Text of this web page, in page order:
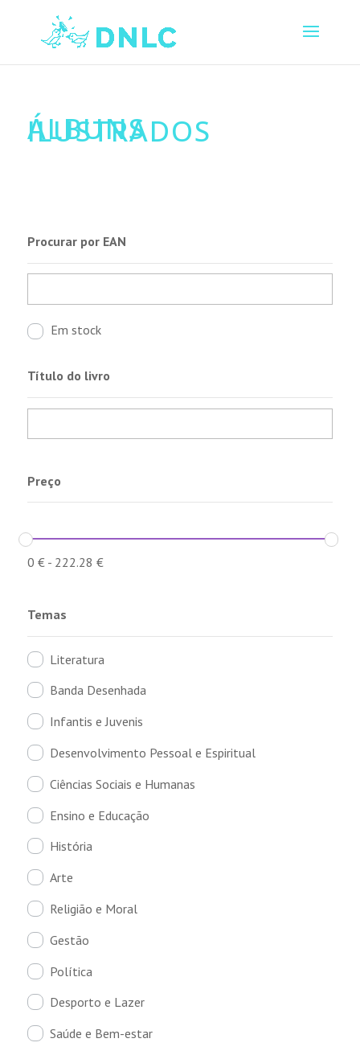
ÁLBUNS
ILUSTRADOS
Procurar por EAN
Em stock
Título do livro
Preço
0 €- 222.28 €
Temas
Literatura
Banda Desenhada
Infantis e Juvenis
Desenvolvimento Pessoal e Espiritual
Ciências Sociais e Humanas
Ensino e Educação
História
Arte
Religião e Moral
Gestão
Política
Desporto e Lazer
Saúde e Bem-estar